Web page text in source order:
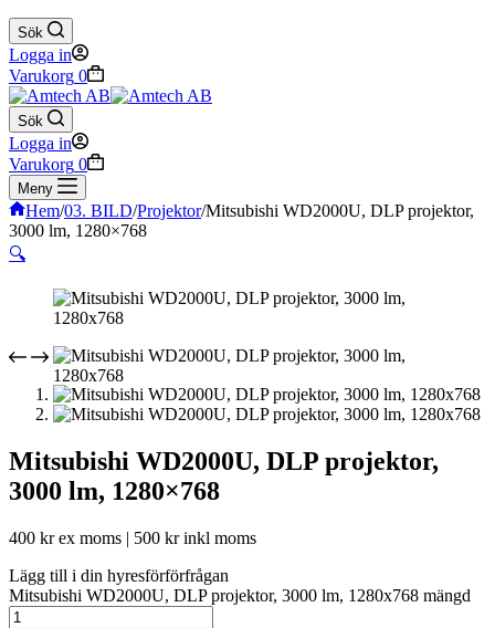
Sök
Logga in
Varukorg 0
Sök
Logga in
Varukorg 0
Meny
Hem/03. BILD/Projektor/Mitsubishi WD2000U, DLP projektor,
3000 lm, 1280×768
🔍
Mitsubishi WD2000U, DLP projektor,
3000 lm, 1280×768
400 krex moms | 500 krinkl moms
Lägg till i din hyresförförfrågan
Mitsubishi WD2000U, DLP projektor, 3000 lm, 1280x768 mängd